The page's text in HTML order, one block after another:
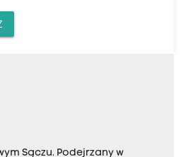
Sączu. Podejrzany w